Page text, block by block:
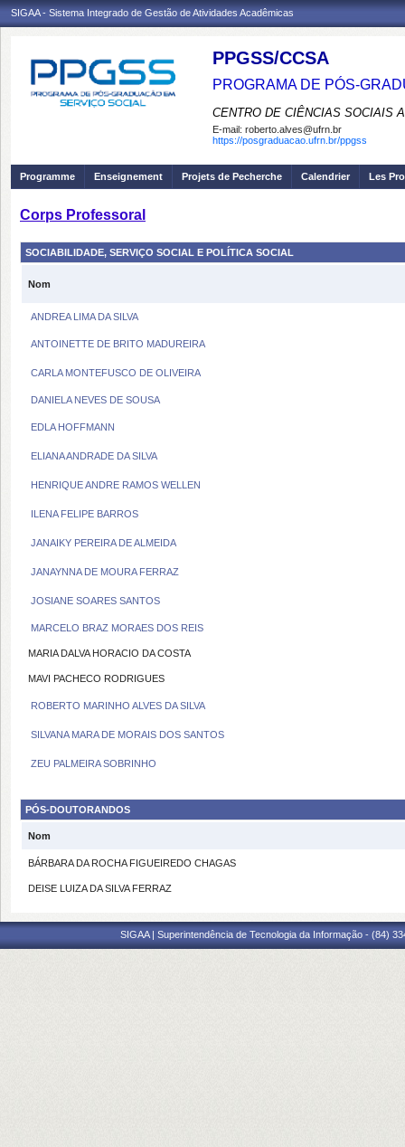
SIGAA - Sistema Integrado de Gestão de Atividades Acadêmicas
PPGSS/CCSA
PROGRAMA DE PÓS-
CENTRO DE CIÊNCIAS SOCIAIS
E-mail: roberto.alves@ufrn.br
https://posgraduacao.ufrn.br/ppgss
Programme Enseignement Projets de Pecherche Calendrier Les
Corps Professoral
SOCIABILIDADE, SERVIÇO SOCIAL E POLÍTICA SOCIAL
Nom
ANDREA LIMA DA SILVA
ANTOINETTE DE BRITO MADUREIRA
CARLA MONTEFUSCO DE OLIVEIRA
DANIELA NEVES DE SOUSA
EDLA HOFFMANN
ELIANA ANDRADE DA SILVA
HENRIQUE ANDRE RAMOS WELLEN
ILENA FELIPE BARROS
JANAIKY PEREIRA DE ALMEIDA
JANAYNNA DE MOURA FERRAZ
JOSIANE SOARES SANTOS
MARCELO BRAZ MORAES DOS REIS
MARIA DALVA HORACIO DA COSTA
MAVI PACHECO RODRIGUES
ROBERTO MARINHO ALVES DA SILVA
SILVANA MARA DE MORAIS DOS SANTOS
ZEU PALMEIRA SOBRINHO
PÓS-DOUTORANDOS
Nom
BÁRBARA DA ROCHA FIGUEIREDO CHAGAS
DEISE LUIZA DA SILVA FERRAZ
SIGAA | Superintendência de Tecnologia da Informação - (84)